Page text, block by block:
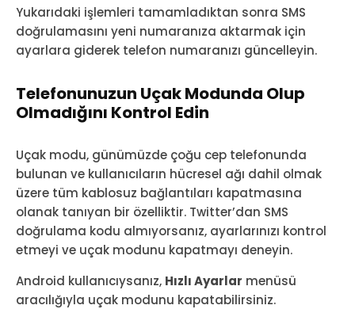
Yukarıdaki işlemleri tamamladıktan sonra SMS
doğrulamasını yeni numaranıza aktarmak için
ayarlara giderek telefon numaranızı güncelleyin.
Telefonunuzun Uçak Modunda Olup
Olmadığını Kontrol Edin
Uçak modu, günümüzde çoğu cep telefonunda
bulunan ve kullanıcıların hücresel ağı dahil olmak
üzere tüm kablosuz bağlantıları kapatmasına
olanak tanıyan bir özelliktir. Twitter’dan SMS
doğrulama kodu almıyorsanız, ayarlarınızı kontrol
etmeyi ve uçak modunu kapatmayı deneyin.
Android kullanıcıysanız, Hızlı Ayarlar menüsü
aracılığıyla uçak modunu kapatabilirsiniz.